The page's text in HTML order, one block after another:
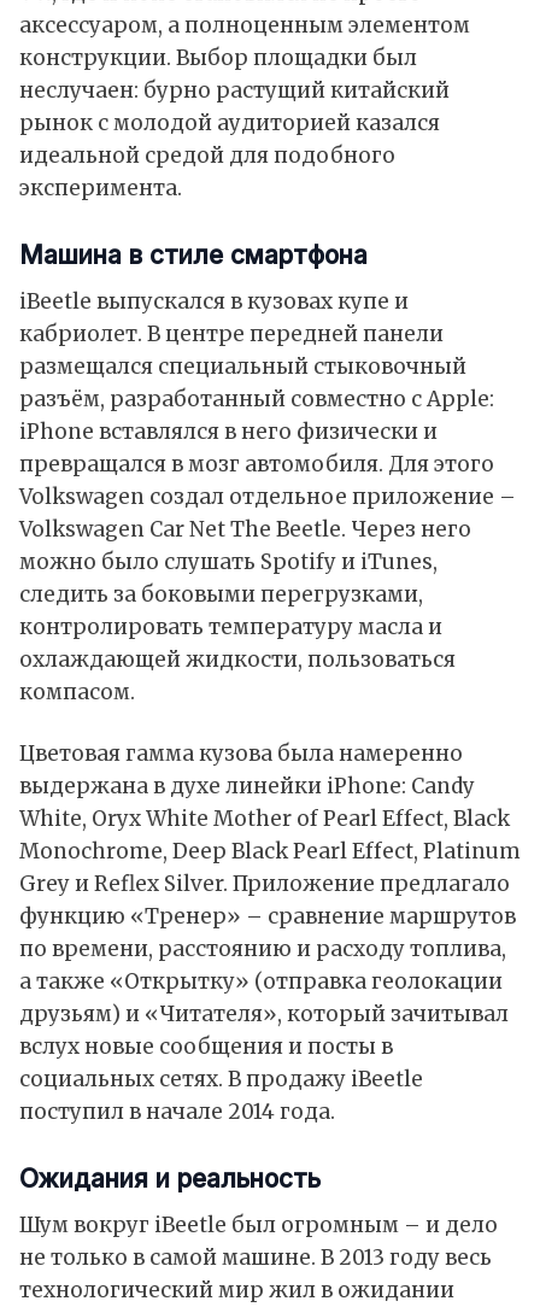
аксессуаром, а полноценным элементом
конструкции. Выбор площадки был
неслучаен: бурно растущий китайский
рынок с молодой аудиторией казался
идеальной средой для подобного
эксперимента.
Машина в стиле смартфона
iBeetle выпускался в кузовах купе и
кабриолет. В центре передней панели
размещался специальный стыковочный
разъём, разработанный совместно с Apple:
iPhone вставлялся в него физически и
превращался в мозг автомобиля. Для этого
Volkswagen создал отдельное приложение –
Volkswagen Car Net The Beetle. Через него
можно было слушать Spotify и iTunes,
следить за боковыми перегрузками,
контролировать температуру масла и
охлаждающей жидкости, пользоваться
компасом.
Цветовая гамма кузова была намеренно
выдержана в духе линейки iPhone: Candy
White, Oryx White Mother of Pearl Effect, Black
Monochrome, Deep Black Pearl Effect, Platinum
Grey и Reflex Silver. Приложение предлагало
функцию «Тренер» – сравнение маршрутов
по времени, расстоянию и расходу топлива,
а также «Открытку» (отправка геолокации
друзьям) и «Читателя», который зачитывал
вслух новые сообщения и посты в
социальных сетях. В продажу iBeetle
поступил в начале 2014 года.
Ожидания и реальность
Шум вокруг iBeetle был огромным – и дело
не только в самой машине. В 2013 году весь
технологический мир жил в ожидании